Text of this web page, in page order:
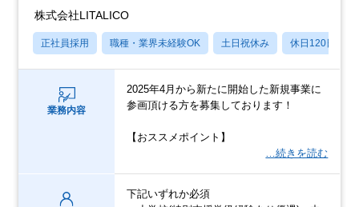
株式会社LITALICO
正社員採用 職種・業界未経験OK 土日祝休み 休日120日以上
業務内容
2025年4月から新たに開始した新規事業に
参画頂ける方を募集しております！
【おススメポイント】
…続きを読む
下記いずれか必須